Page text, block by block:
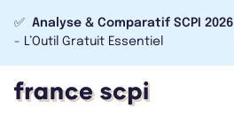
✅ Analyse & Comparatif SCPI 2026
- L’Outil Gratuit Essentiel